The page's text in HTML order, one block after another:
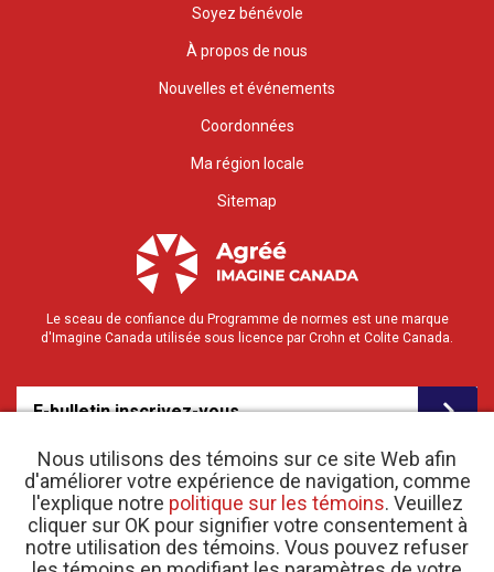
Nous utilisons des témoins sur ce site Web afin
d'améliorer votre expérience de navigation, comme
l'explique notre politique sur les témoins. Veuillez
cliquer sur OK pour signifier votre consentement à
notre utilisation des témoins. Vous pouvez refuser
Soyez bénévole
À propos de nous
Nouvelles et événements
Coordonnées
Ma région locale
Sitemap
Le sceau de confiance du Programme de normes est une marque
d'Imagine Canada utilisée sous licence par Crohn et Colite Canada.
E-bulletin inscrivez-vous